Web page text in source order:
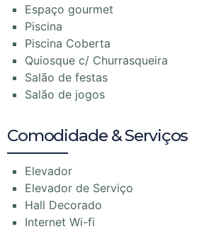
Espaço gourmet
Piscina
Piscina Coberta
Quiosque c/ Churrasqueira
Salão de festas
Salão de jogos
Comodidade & Serviços
Elevador
Elevador de Serviço
Hall Decorado
Internet Wi-fi